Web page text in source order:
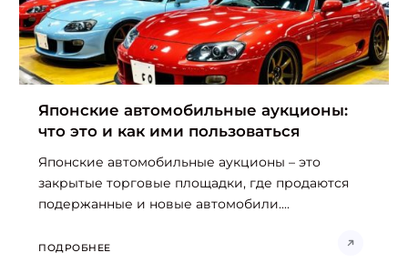
Японские автомобильные аукционы:
что это и как ими пользоваться
Японские автомобильные аукционы – это
закрытые торговые площадки, где продаются
подержанные и новые автомобили....
ПОДРОБНЕЕ